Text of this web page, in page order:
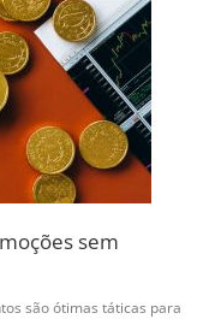
sem
são ótimas táticas para